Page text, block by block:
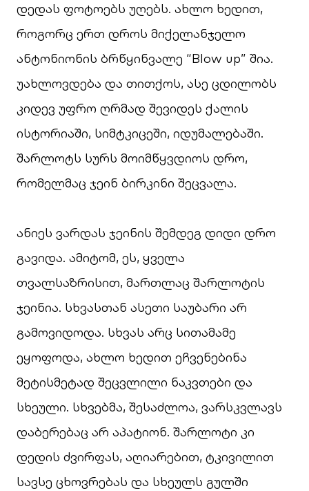
დედას ფოტოებს უღებს. ახლო ხედით,
როგორც ერთ დროს მიქელანჯელო
ანტონიონის ბრწყინვალე “Blow up” შია.
უახლოვდება და თითქოს, ასე ცდილობს
კიდევ უფრო ღრმად შევიდეს ქალის
ისტორიაში, სიმტკიცეში, იდუმალებაში.
შარლოტს სურს მოიმწყვდიოს დრო,
რომელმაც ჯეინ ბირკინი შეცვალა.
ანიეს ვარდას ჯეინის შემდეგ დიდი დრო
გავიდა. ამიტომ, ეს, ყველა
თვალსაზრისით, მართლაც შარლოტის
ჯეინია. სხვასთან ასეთი საუბარი არ
გამოვიდოდა. სხვას არც სითამამე
ეყოფოდა, ახლო ხედით ეჩვენებინა
მეტისმეტად შეცვლილი ნაკვთები და
სხეული. სხვებმა, შესაძლოა, ვარსკვლავს
დაბერებაც არ აპატიონ. შარლოტი კი
დედის ძვირფას, აღიარებით, ტკივილით
სავსე ცხოვრებას და სხეულს გულში